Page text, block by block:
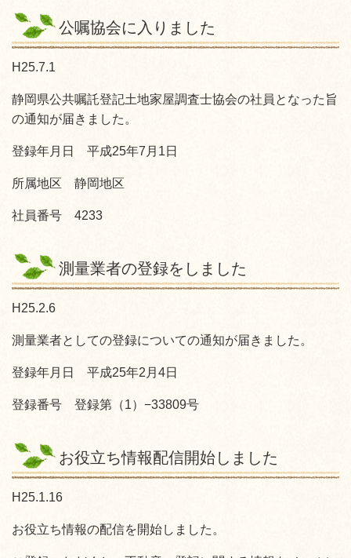
公嘱協会に入りました
H25.7.1
静岡県公共嘱託登記土地家屋調査士協会の社員となった旨
の通知が届きました。
登録年月日 平成25年7月1日
所属地区 静岡地区
社員番号 4233
測量業者の登録をしました
H25.2.6
測量業者としての登録についての通知が届きました。
登録年月日 平成25年2月4日
登録番号 登録第（1）−33809号
お役立ち情報配信開始しました
H25.1.16
お役立ち情報の配信を開始しました。